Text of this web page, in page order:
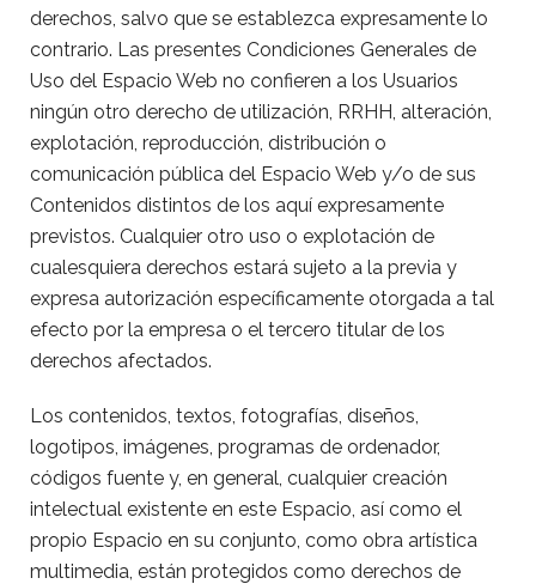
derechos, salvo que se establezca expresamente lo
contrario. Las presentes Condiciones Generales de
Uso del Espacio Web no confieren a los Usuarios
ningún otro derecho de utilización, RRHH, alteración,
explotación, reproducción, distribución o
comunicación pública del Espacio Web y/o de sus
Contenidos distintos de los aquí expresamente
previstos. Cualquier otro uso o explotación de
cualesquiera derechos estará sujeto a la previa y
expresa autorización específicamente otorgada a tal
efecto por la empresa o el tercero titular de los
derechos afectados.
Los contenidos, textos, fotografías, diseños,
logotipos, imágenes, programas de ordenador,
códigos fuente y, en general, cualquier creación
intelectual existente en este Espacio, así como el
propio Espacio en su conjunto, como obra artística
multimedia, están protegidos como derechos de